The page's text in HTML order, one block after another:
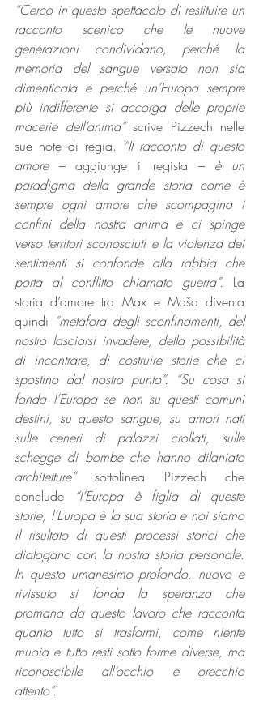
“Cerco in questo spettacolo di restituire un
racconto scenico che le nuove
generazioni condividano, perché la
memoria del sangue versato non sia
dimenticata e perché un’Europa sempre
più indifferente si accorga delle proprie
macerie dell’anima” scrive Pizzech nelle
sue note di regia. “Il racconto di questo
amore – aggiunge il regista – è un
paradigma della grande storia come è
sempre ogni amore che scompagina i
confini della nostra anima e ci spinge
verso territori sconosciuti e la violenza dei
sentimenti si confonde alla rabbia che
porta al conflitto chiamato guerra”. La
storia d’amore tra Max e Maša diventa
quindi “metafora degli sconfinamenti, del
nostro lasciarsi invadere, della possibilità
di incontrare, di costruire storie che ci
spostino dal nostro punto”. “Su cosa si
fonda l’Europa se non su questi comuni
destini, su questo sangue, su amori nati
sulle ceneri di palazzi crollati, sulle
schegge di bombe che hanno dilaniato
architetture” sottolinea Pizzech che
conclude
“l’Europa è figlia di queste
storie, l’Europa è la sua storia e noi siamo
il risultato di questi processi storici che
dialogano con la nostra storia personale.
In questo umanesimo profondo, nuovo e
rivissuto si fonda la speranza che
promana da questo lavoro che racconta
quanto tutto si trasformi, come niente
muoia e tutto resti sotto forme diverse, ma
riconoscibile all’occhio e orecchio
attento”.